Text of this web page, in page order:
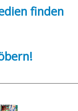
finden